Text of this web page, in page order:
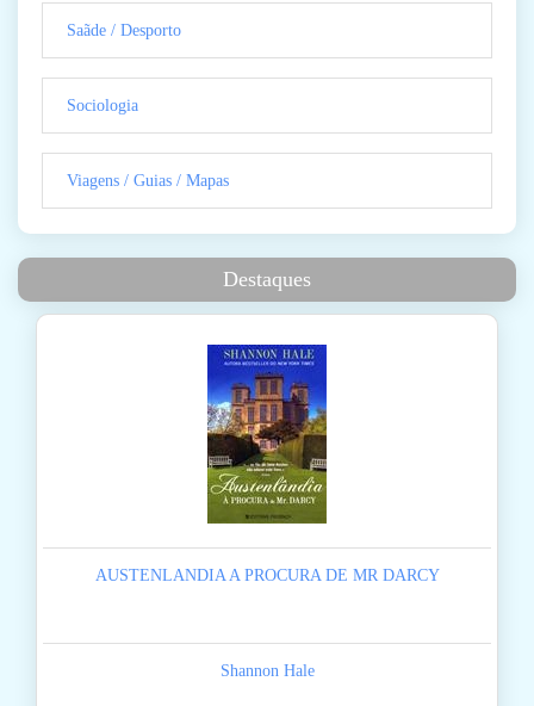
Saãde / Desporto
Sociologia
Viagens / Guias / Mapas
Destaques
AUSTENLANDIA A PROCURA DE MR DARCY
Shannon Hale